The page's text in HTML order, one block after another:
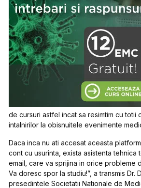
de cursuri astfel incat sa resimtim cu totii
intalnirilor la obisnuitele evenimente
Daca inca nu ati accesat aceasta
cont cu usurinta, exista asistenta tehnica
email, care va sprijina in orice probleme
Va doresc spor la studiu!”, a transmis Dr.
presedintele Societatii Nationale de